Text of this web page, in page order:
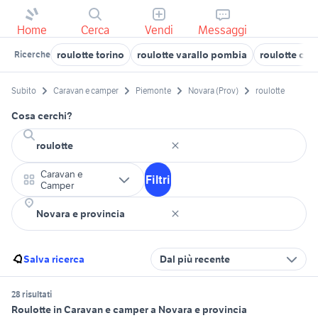
Home Cerca Vendi Messaggi
Ricerche roulotte torino roulotte varallo pombia roulotte
Subito Caravan e camper Piemonte Novara (Prov) roulotte
Cosa cerchi?
Caravan e
Camper
Filtri
Salva ricerca Dal più recente
28 risultati
Roulotte in Caravan e camper a Novara e provincia